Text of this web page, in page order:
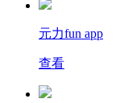
元力fun app
查看